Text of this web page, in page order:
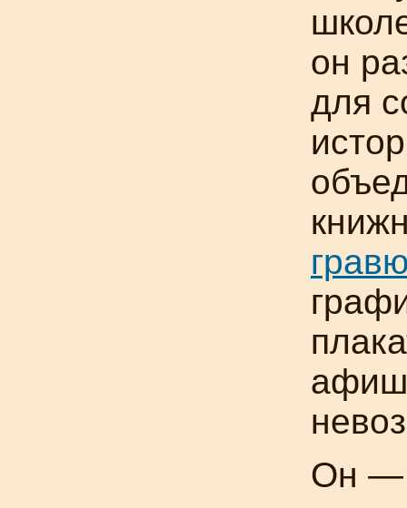
он
для
Он —